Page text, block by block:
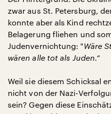
zwar aus St. Petersburg,
konnte aber als Kind
Belagerung fliehen und
Judenvernichtung: "Wäre
wären alle tot als Juden.“
Weil sie diesem Schicksal
nicht von der Nazi-
sein? Gegen diese